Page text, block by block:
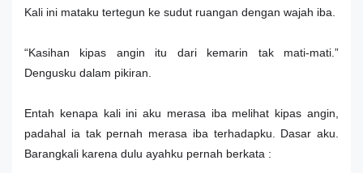
Kali ini mataku tertegun ke sudut ruangan dengan wajah iba.
“Kasihan kipas angin itu dari kemarin tak mati-mati.”
Dengusku dalam pikiran.
Entah kenapa kali ini aku merasa iba melihat kipas angin,
padahal ia tak pernah merasa iba terhadapku. Dasar aku.
Barangkali karena dulu ayahku pernah berkata :